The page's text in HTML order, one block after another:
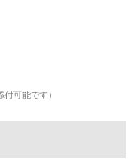
可能です）